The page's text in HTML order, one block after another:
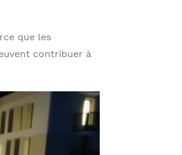
que les
contribuer à